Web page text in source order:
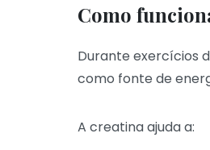
Como
Durante exercícios
como fonte de
A creatina ajuda a: